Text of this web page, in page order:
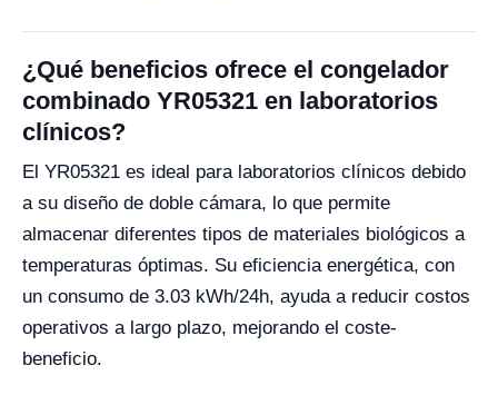
¿Qué beneficios ofrece el congelador
combinado YR05321 en laboratorios
clínicos?
El YR05321 es ideal para laboratorios clínicos debido
a su diseño de doble cámara, lo que permite
almacenar diferentes tipos de materiales biológicos a
temperaturas óptimas. Su eficiencia energética, con
un consumo de 3.03 kWh/24h, ayuda a reducir costos
operativos a largo plazo, mejorando el coste-
beneficio.